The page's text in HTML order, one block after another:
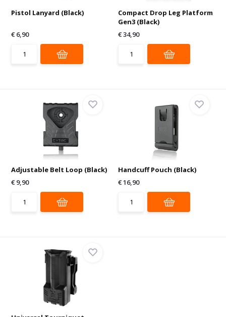
Pistol Lanyard (Black)
€ 6,90
Compact Drop Leg Platform
Gen3 (Black)
€ 34,90
Adjustable Belt Loop (Black)
€ 9,90
Handcuff Pouch (Black)
€ 16,90